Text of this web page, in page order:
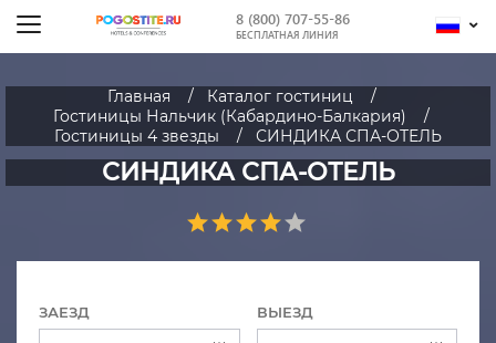
8 (800) 707-55-86
БЕСПЛАТНАЯ ЛИНИЯ
Главная
Каталог гостиниц
Гостиницы Нальчик (Кабардино-Балкария)
Гостиницы 4 звезды
СИНДИКА СПА-ОТЕЛЬ
СИНДИКА СПА-ОТЕЛЬ
ЗАЕЗД ВЫЕЗД